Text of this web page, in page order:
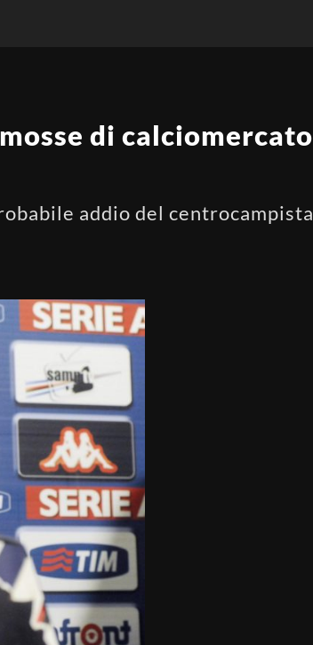
di calciomercato
addio del centrocampista